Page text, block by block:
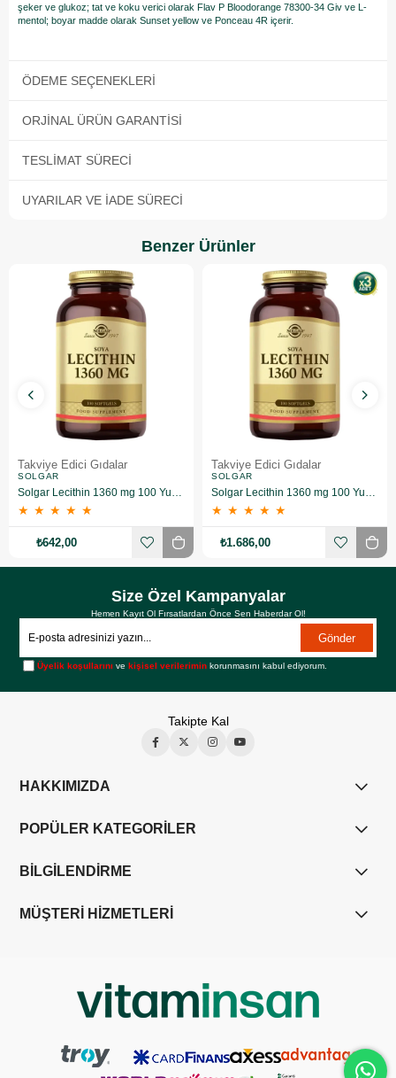
şeker ve glukoz; tat ve koku verici olarak Flav P Bloodorange 78300-34 Giv ve L-
mentol; boyar madde olarak Sunset yellow ve Ponceau 4R içerir.
ÖDEME SEÇENEKLERI
ORJINAL ÜRÜN GARANTISI
TESLIMAT SÜRECI
UYARILAR VE İADE SÜRECI
Benzer Ürünler
Takviye Edici Gıdalar
SOLGAR
Solgar Lecithin 1360 mg 100 Yumuşak Jelatin Kapsül
★ ★ ★ ★ ★
₺642,00
Takviye Edici Gıdalar
SOLGAR
Solgar Lecithin 1360 mg 100 Yumuşak Jelatin Kapsül 3 Adet
★ ★ ★ ★ ★
₺1.686,00
Size Özel Kampanyalar
Hemen Kayıt Ol Fırsatlardan Önce Sen Haberdar Ol!
Gönder
Üyelik koşullarını vekişisel verilerimin korunmasını kabul ediyorum.
Takipte Kal
HAKKIMIZDA
POPÜLER KATEGORİLER
BİLGİLENDİRME
MÜŞTERİ HİZMETLERİ